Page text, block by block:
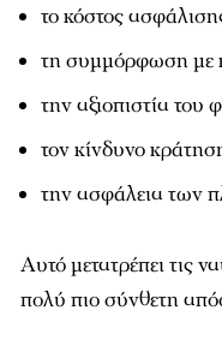
το κόστος
τη συμμόρφωση με
την αξιοπιστία του
τον κίνδυνο
την ασφάλεια των
Αυτό μετατρέπει τις
πολύ πιο σύνθετη